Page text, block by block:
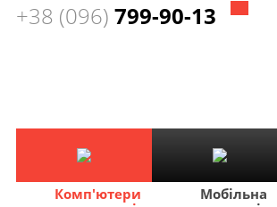
+38 (096) 799-90-13
Комп'ютери
Мобільна